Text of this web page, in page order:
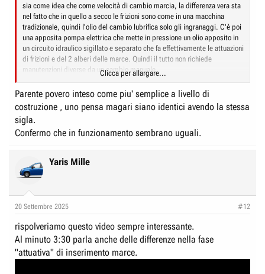
sia come idea che come velocità di cambio marcia, la differenza vera sta
nel fatto che in quello a secco le frizioni sono come in una macchina
tradizionale, quindi l'olio del cambio lubrifica solo gli ingranaggi. C'è poi
una apposita pompa elettrica che mette in pressione un olio apposito in
un circuito idraulico sigillato e separato che fa effettivamente le attuazioni
di frizioni e del 2 alberi delle marce. Quindi il tutto non richiede
manutenzioni diverse da un cambio manuale.
In quello a bagno d'olio le frizioni sono immerse nell'olio del cambio e
differenziale e oltretutto lo stesso olio viene messo in pressione da una
pompa per fare le attuazioni di frizioni e dei 2 alberi delle marce.
Essendo immerse le frizioni queste sono raffreddate dall'olio, sopportano
più coppia e la destinazione d'uso è in motori con coppia superiore ai
dato che l'olio è più viscoso dell'aria ed essendo così stressato è
raccogliendo le particelle d'usura delle frizioni è assolutamente
Entrambi sono cambi robotizzati (ma non manuali successivamente
marce dispari.Non è che uno è il parente povero è che sono concepiti
per uso diverso,quello a secco pur avendo le stesse prestazioni in
cambiata consente un consumo pari a un manuale guidato in maniera
perfetta e prestazioni superiori in accelerazione, ma si adatta solo a
Clicca per allargare...
Parente povero inteso come piu' semplice a livello di
costruzione , uno pensa magari siano identici avendo la stessa
sigla.
Confermo che in funzionamento sembrano uguali.
Yaris Mille
20 Settembre 2025 #12
rispolveriamo questo video sempre interessante.
Al minuto 3:30 parla anche delle differenze nella fase
"attuativa" di inserimento marce.